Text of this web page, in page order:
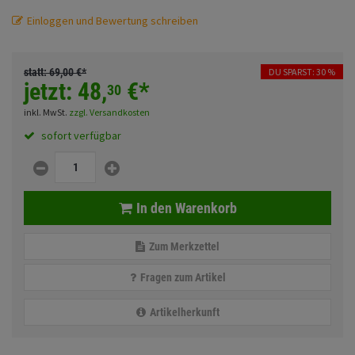
Merchandise
Anmelden | Registrieren
Einloggen und Bewertung schreiben
statt:69,00€*
jetzt: 48,30 €*
DU SPARST: 30 %
inkl. MwSt. zzgl. Versandkosten
sofort verfügbar
In den Warenkorb
Zum Merkzettel
Fragen zum Artikel
Artikelherkunft